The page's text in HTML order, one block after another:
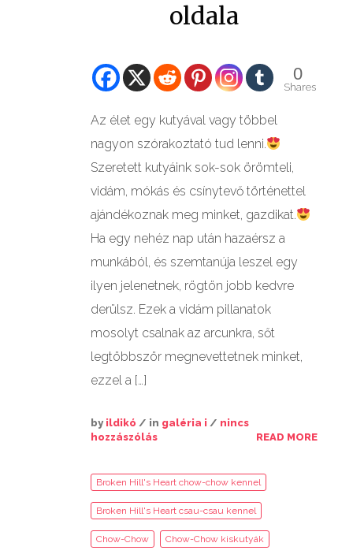
oldala
0
Shares
Az élet egy kutyával vagy többel
nagyon szórakoztató tud lenni.
Szeretett kutyáink sok-sok örömteli,
vidám, mókás és csínytevő történettel
ajándékoznak meg minket, gazdikat.
Ha egy nehéz nap után hazaérsz a
munkából, és szemtanúja leszel egy
ilyen jelenetnek, rögtön jobb kedvre
derülsz. Ezek a vidám pillanatok
mosolyt csalnak az arcunkra, sőt
legtöbbször megnevettetnek minket,
ezzel a […]
by ildikó / in galéria i / nincs
hozzászólás
READ MORE
Broken Hill's Heart chow-chow kennel
Broken Hill's Heart csau-csau kennel
Chow-Chow Chow-Chow kiskutyák